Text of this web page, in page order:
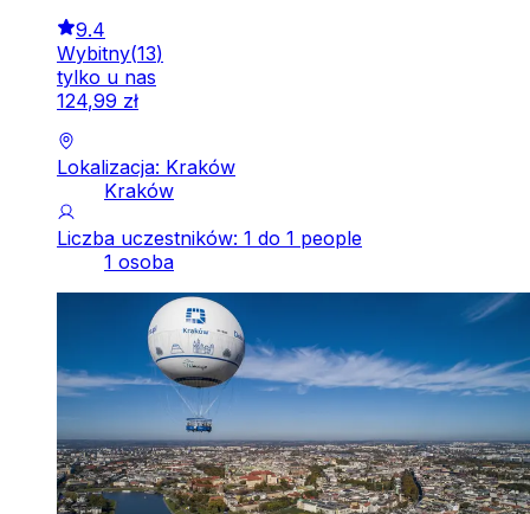
9.4
Wybitny(13)
tylko u nas
124,99 zł
Lokalizacja: Kraków
Kraków
Liczba uczestników: 1 do 1 people
1 osoba